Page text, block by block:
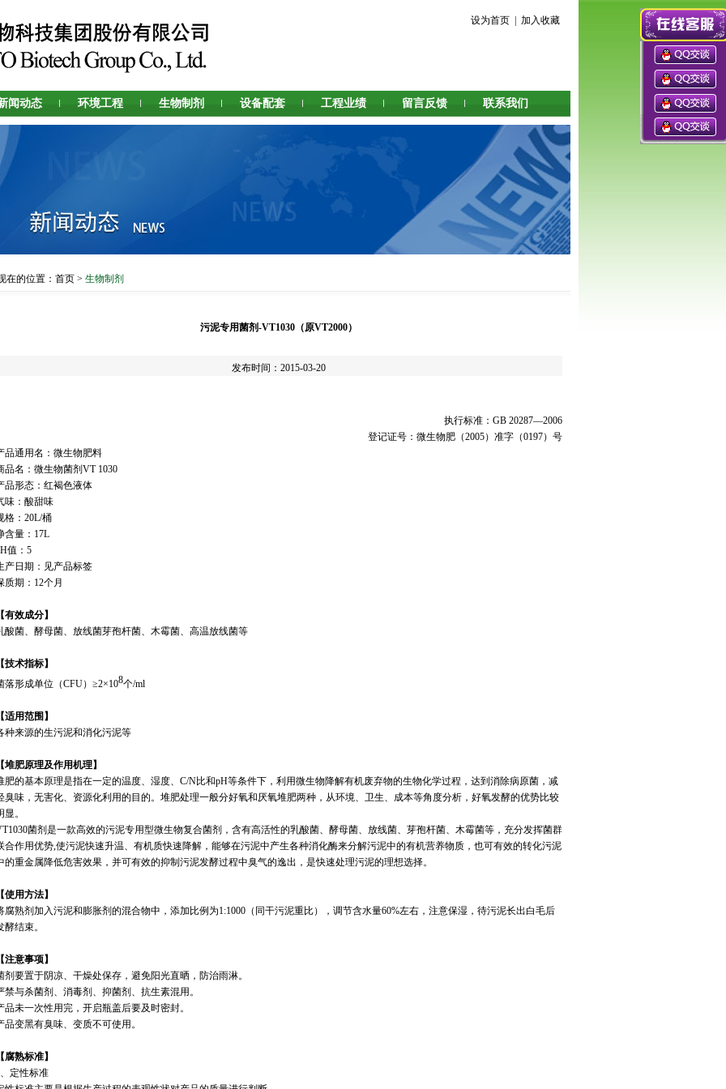
设为首页 加入收藏
闻动态 环境工程 生物制剂 设备配套 工程业绩 留言反馈 联系我们
在的位置： 首页 > 生物制剂
污泥专用菌剂-VT1030（原VT2000）
发布时间：2015-03-20
执行标准：GB 20287—2006
登记证号：微生物肥（2005）准字（0197）号
品通用名：微生物肥料
品名：微生物菌剂VT 1030
品形态：红褐色液体
味：酸甜味
格：20L/桶
含量：17L
值：5
产日期：见产品标签
质期：12个月
有效成分】
酸菌、酵母菌、放线菌芽孢杆菌、木霉菌、高温放线菌等
技术指标】
落形成单位（CFU）≥2×108个/ml
适用范围】
种来源的生污泥和消化污泥等
堆肥原理及作用机理】
肥的基本原理是指在一定的温度、湿度、C/N比和pH等条件下，利用微生物降解有机废弃物的生物化学过程，达到消除病原菌，减
臭味，无害化、资源化利用的目的。堆肥处理一般分好氧和厌氧堆肥两种，从环境、卫生、成本等角度分析，好氧发酵的优势比较
显。
菌剂是一款高效的污泥专用型微生物复合菌剂，含有高活性的乳酸菌、酵母菌、放线菌、芽孢杆菌、木霉菌等，充分发挥菌群
合作用优势,使污泥快速升温、有机质快速降解，能够在污泥中产生各种消化酶来分解污泥中的有机营养物质，也可有效的转化污泥
的重金属降低危害效果，并可有效的抑制污泥发酵过程中臭气的逸出，是快速处理污泥的理想选择。
使用方法】
腐熟剂加入污泥和膨胀剂的混合物中，添加比例为1:1000（同干污泥重比），调节含水量60%左右，注意保湿，待污泥长出白毛后
酵结束。
注意事项】
剂要置于阴凉、干燥处保存，避免阳光直晒，防治雨淋。
禁与杀菌剂、消毒剂、抑菌剂、抗生素混用。
品未一次性用完，开启瓶盖后要及时密封。
品变黑有臭味、变质不可使用。
腐熟标准】
定性标准